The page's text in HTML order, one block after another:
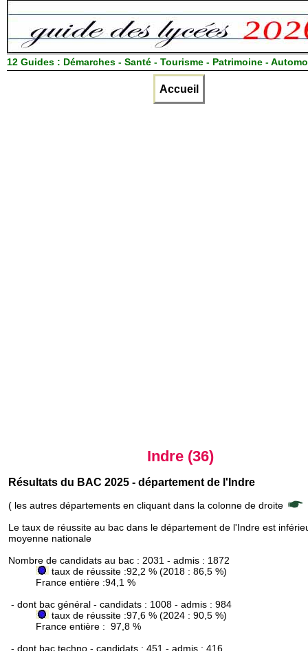
12 Guides : Démarches - Santé - Tourisme - Patrimoine -
Accueil
Indre (36)
Résultats du BAC 2025 - département de l'Indre
( les autres départements en cliquant dans la colonne de droite
Le taux de réussite au bac dans le département de l'Indre est
moyenne nationale
Nombre de candidats au bac : 2031 - admis : 1872
taux de réussite :92,2 % (2018 : 86,5 %)
France entière :94,1 %
- dont bac général - candidats : 1008 - admis : 984
taux de réussite :97,6 % (2024 : 90,5 %)
France entière : 97,8 %
- dont bac techno - candidats : 451 - admis : 416